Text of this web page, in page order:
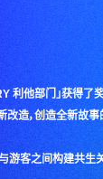
利他部门」获得了奖
造，创造全新故事
客之间构建共生